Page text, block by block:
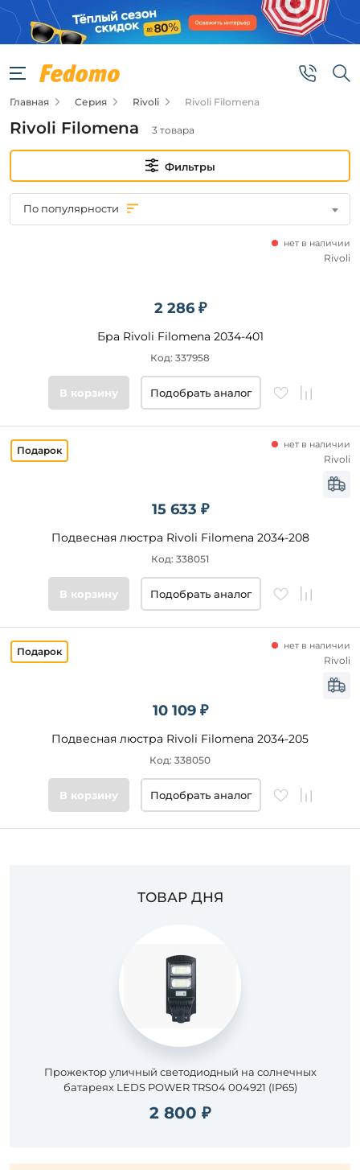
Фильтры
Цена
от
основания
Стиль
Главная Серия Rivoli Rivoli Filomena
Rivoli Filomena 3 товара
Фильтры
По популярности
2 286 ₽
Бра Rivoli Filomena 2034-401
нет в наличии
Код: 337958
Rivoli
В корзину Подобрать аналог
15 633 ₽
Подвесная люстра Rivoli Filomena 2034-208
нет в наличии
Код: 338051
Rivoli
В корзину Подобрать аналог
10 109 ₽
Подвесная люстра Rivoli Filomena 2034-205
нет в наличии
Код: 338050
Rivoli
В корзину Подобрать аналог
ТОВАР ДНЯ
Прожектор уличный светодиодный на солнечных
батареях LEDS POWER TRS04 004921 (IP65)
2 800 ₽